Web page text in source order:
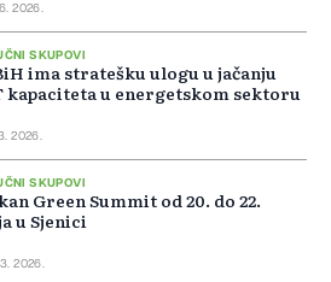
2026.
SKUPOVI
ima stratešku ulogu u jačanju
kapaciteta u energetskom sektoru
2026.
SKUPOVI
Green Summit od 20. do 22.
u Sjenici
2026.